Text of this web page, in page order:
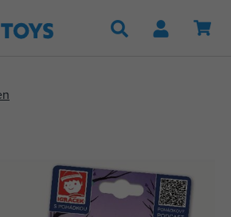
Suche